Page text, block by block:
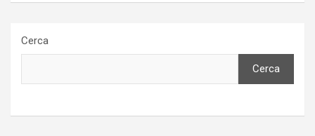
Cerca
Cerca